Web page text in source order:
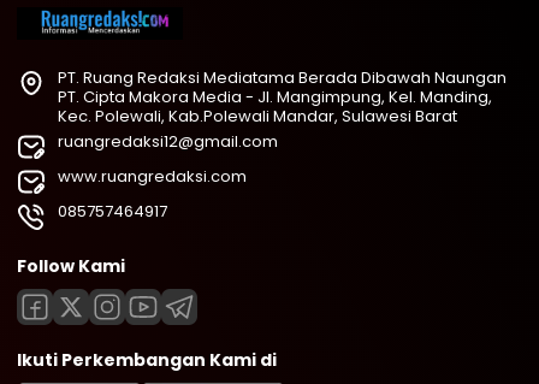
PT. Ruang Redaksi Mediatama Berada Dibawah Naungan
PT. Cipta Makora Media - Jl. Mangimpung, Kel. Manding,
Kec. Polewali, Kab.Polewali Mandar, Sulawesi Barat
ruangredaksi12@gmail.com
www.ruangredaksi.com
085757464917
Follow Kami
Ikuti Perkembangan Kami di